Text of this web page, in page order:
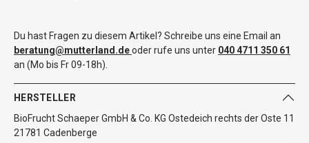
Du hast Fragen zu diesem Artikel? Schreibe uns eine Email an
beratung@mutterland.deoder rufe uns unter 040 4711 350 61
an (Mo bis Fr 09-18h).
HERSTELLER
BioFrucht Schaeper GmbH & Co. KG Ostedeich rechts der Oste 11
21781 Cadenberge